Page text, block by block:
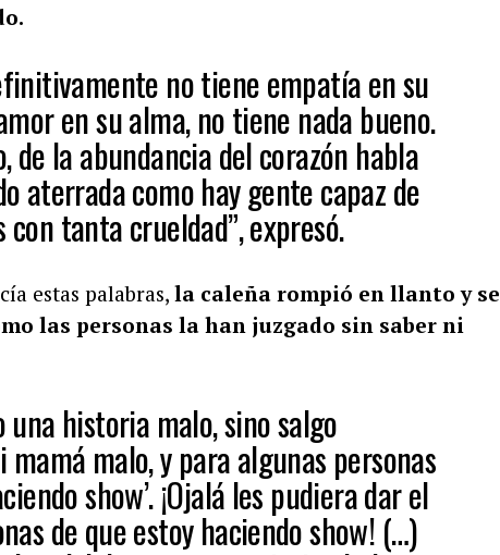
no tiene empatía en su
en su alma, no tiene nada bueno.
de la abundancia del corazón habla
aterrada como hay gente capaz de
tanta crueldad”, expresó.
estas palabras, la caleña rompió en llanto y se
las personas la han juzgado sin saber ni
una historia malo, sino salgo
malo, y para algunas personas
show’. ¡Ojalá les pudiera dar el
de que estoy haciendo show! (…)